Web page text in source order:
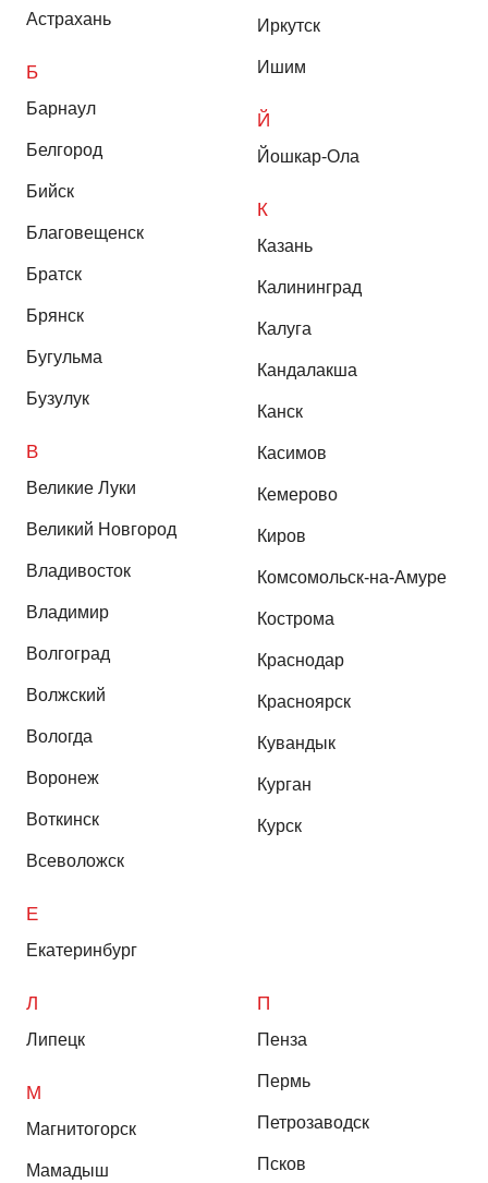
Астрахань
Б
Барнаул
Белгород
Бийск
Благовещенск
Братск
Брянск
Бугульма
Бузулук
В
Великие Луки
Великий Новгород
Владивосток
Владимир
Волгоград
Волжский
Вологда
Воронеж
Воткинск
Всеволожск
Е
Екатеринбург
Иркутск
Ишим
Й
Йошкар-Ола
К
Казань
Калининград
Калуга
Кандалакша
Канск
Касимов
Кемерово
Киров
Комсомольск-на-Амуре
Кострома
Краснодар
Красноярск
Кувандык
Курган
Курск
Л
Липецк
М
Магнитогорск
Мамадыш
П
Пенза
Пермь
Петрозаводск
Псков